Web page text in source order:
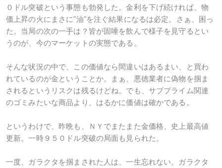
０ドル突破という事態も勃発した。金利を下げ続ければ、物
価上昇の火にまさに"油"を注ぐ結果になるは必定。さぁ、困っ
た。当局の次の一手は？皆が固唾を飲んで様子を見守るとい
うのが、今のマーケットの実態である。
そんな状況の中で、この価値なら間違いはあるまい、と買わ
れているのが金ということか。まぁ、悪徳業者に偽物を掴ま
されるというリスクは残るけどね。でも、サブプライム関連
のゴミみたいな商品より、はるかに価値は確かである。
というわけで、昨晩も、ＮＹでまたまた金価格、史上最高値
更新。一時９５０ドル突破の局面も見られた。
一度、ガラクタを掴まされた人は、一生忘れない。ガラクタ